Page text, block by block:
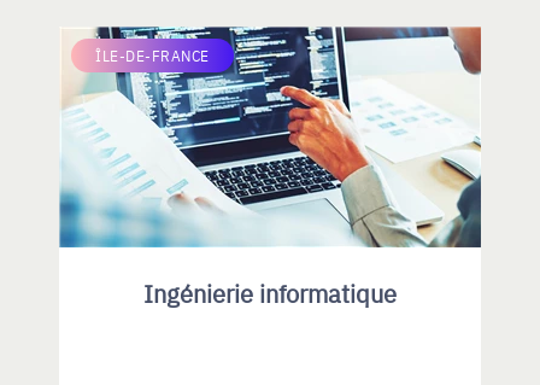
ÎLE-DE-FRANCE
Ingénierie informatique